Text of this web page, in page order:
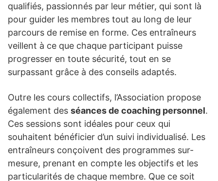
qualifiés, passionnés par leur métier, qui sont là
pour guider les membres tout au long de leur
parcours de remise en forme. Ces entraîneurs
veillent à ce que chaque participant puisse
progresser en toute sécurité, tout en se
surpassant grâce à des conseils adaptés.
Outre les cours collectifs, l’Association propose
également des séances de coaching personnel.
Ces sessions sont idéales pour ceux qui
souhaitent bénéficier d’un suivi individualisé. Les
entraîneurs conçoivent des programmes sur-
mesure, prenant en compte les objectifs et les
particularités de chaque membre. Que ce soit